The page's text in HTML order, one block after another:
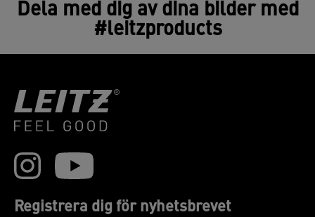
Dela med dig av dina bilder med
#leitzproducts
Registrera dig för nyhetsbrevet